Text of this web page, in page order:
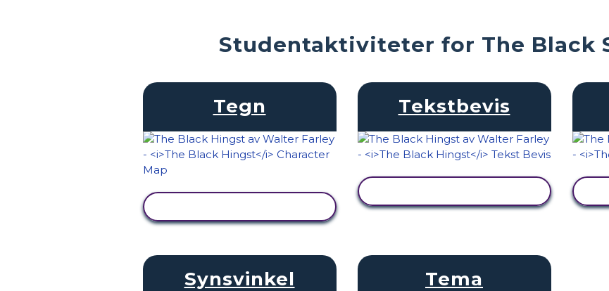
Studentaktiviteter for The Black
Tegn Tekstbevis
Synsvinkel Tema